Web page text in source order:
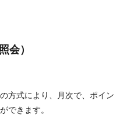
会）
方式により、月次で、ポイン
できます。